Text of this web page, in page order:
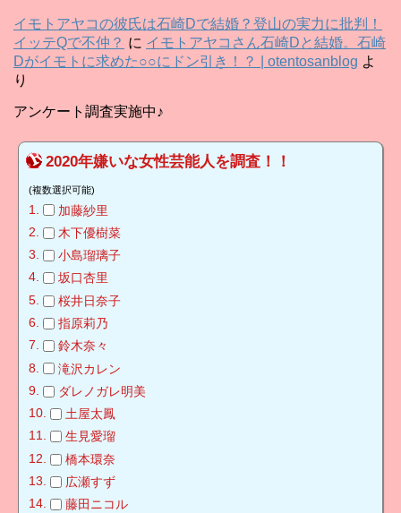
ブ
イモトアヤコの彼氏は石崎Dで結婚？登山の実力に批判！
イッテQで不仲？ に イモトアヤコさん石崎Dと結婚。石崎
Dがイモトに求めた○○にドン引き！？ | otentosanblog よ
り
アンケート調査実施中♪
2020年嫌いな女性芸能人を調査！！
(複数選択可能)
加藤紗里
木下優樹菜
小島瑠璃子
坂口杏里
桜井日奈子
指原莉乃
鈴木奈々
滝沢カレン
ダレノガレ明美
土屋太鳳
生見愛瑠
橋本環奈
広瀬すず
藤田ニコル